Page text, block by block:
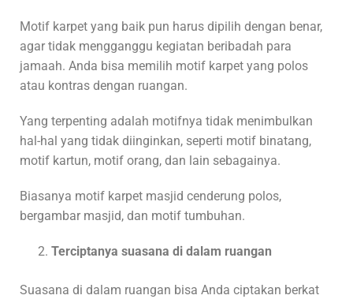
Motif karpet yang baik pun harus dipilih dengan benar,
agar tidak mengganggu kegiatan beribadah para
jamaah. Anda bisa memilih motif karpet yang polos
atau kontras dengan ruangan.
Yang terpenting adalah motifnya tidak menimbulkan
hal-hal yang tidak diinginkan, seperti motif binatang,
motif kartun, motif orang, dan lain sebagainya.
Biasanya motif karpet masjid cenderung polos,
bergambar masjid, dan motif tumbuhan.
Terciptanya suasana di dalam ruangan
Suasana di dalam ruangan bisa Anda ciptakan berkat